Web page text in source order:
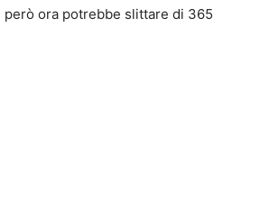
però ora potrebbe slittare di 365